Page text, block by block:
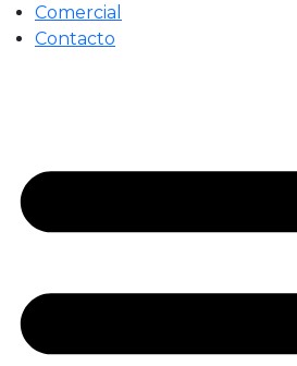
Comercial
Contacto